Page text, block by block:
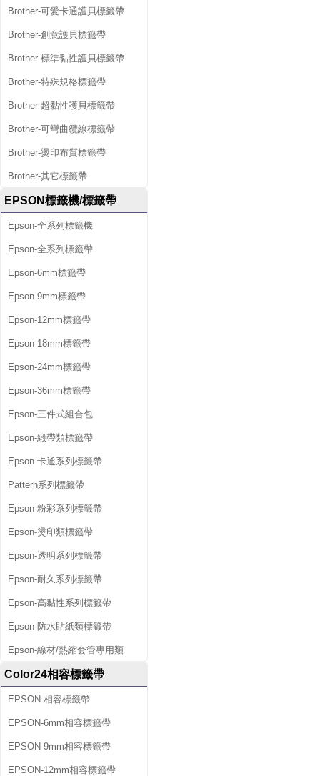
Brother-可愛卡通護貝標籤帶
Brother-創意護貝標籤帶
Brother-標準黏性護貝標籤帶
Brother-特殊規格標籤帶
Brother-超黏性護貝標籤帶
Brother-可彎曲纜線標籤帶
Brother-燙印布質標籤帶
Brother-其它標籤帶
EPSON標籤機/標籤帶
Epson-全系列標籤機
Epson-全系列標籤帶
Epson-6mm標籤帶
Epson-9mm標籤帶
Epson-12mm標籤帶
Epson-18mm標籤帶
Epson-24mm標籤帶
Epson-36mm標籤帶
Epson-三件式組合包
Epson-緞帶類標籤帶
Epson-卡通系列標籤帶
Pattern系列標籤帶
Epson-粉彩系列標籤帶
Epson-燙印類標籤帶
Epson-透明系列標籤帶
Epson-耐久系列標籤帶
Epson-高黏性系列標籤帶
Epson-防水貼紙類標籤帶
Epson-線材/熱縮套管專用類
Color24相容標籤帶
EPSON-相容標籤帶
EPSON-6mm相容標籤帶
EPSON-9mm相容標籤帶
EPSON-12mm相容標籤帶